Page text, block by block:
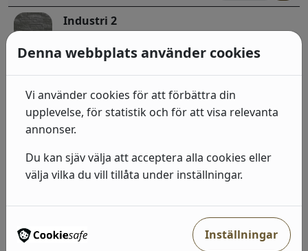
Industri 2
492kr I lager: 2-7 arbetsdagar
Industri 2
492kr I lager: 2-7 arbetsdagar
(429442) Grå, Sten, betong & trä
492 kr I lager: 2-7 arbetsdagar
Denna webbplats använder cookies
Vi använder cookies för att förbättra din
upplevelse, för statistik och för att visa relevanta
annonser.
Du kan sjäv välja att acceptera alla cookies eller
välja vilka du vill tillåta under inställningar.
Inställningar